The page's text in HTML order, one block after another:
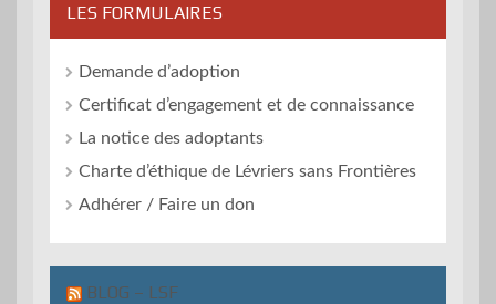
LES FORMULAIRES
Demande d’adoption
Certificat d’engagement et de connaissance
La notice des adoptants
Charte d’éthique de Lévriers sans Frontières
Adhérer / Faire un don
BLOG – LSF